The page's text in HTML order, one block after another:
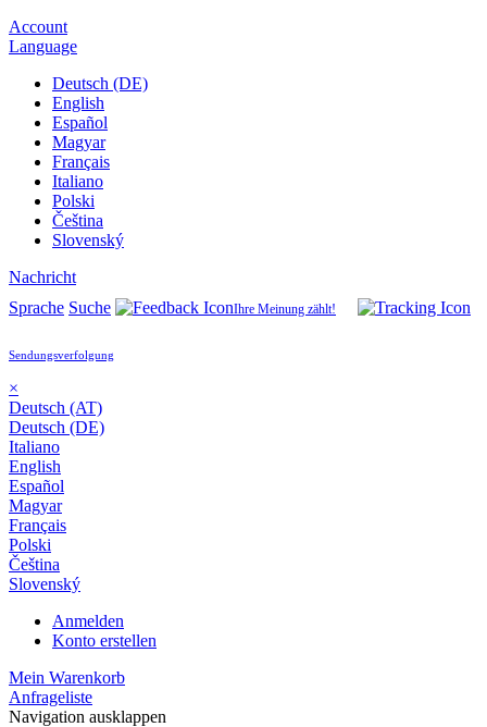
Account
Language
Deutsch (DE)
English
Español
Magyar
Français
Italiano
Polski
Čeština
Slovenský
Nachricht
Sprache Suche Ihre Meinung zählt!
Sendungsverfolgung
×
Deutsch (AT)
Deutsch (DE)
Italiano
English
Español
Magyar
Français
Polski
Čeština
Slovenský
Anmelden
Konto erstellen
Mein Warenkorb
Anfrageliste
Navigation ausklappen